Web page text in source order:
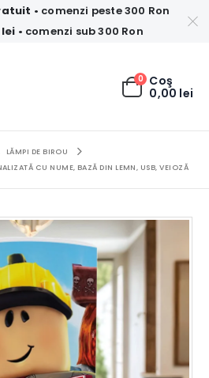
• comenzi peste 300 Ron
• comenzi sub 300 Ron
0 Coş
0,00 lei
LĂMPI DE BIROU
CU NUME, BAZĂ DIN LEMN, USB, VEIOZĂ